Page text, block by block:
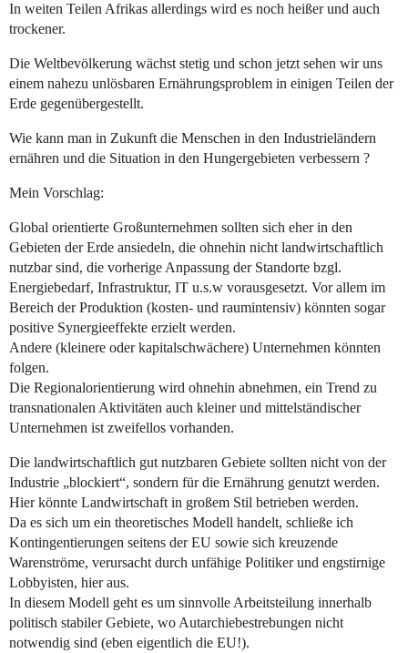
In weiten Teilen Afrikas allerdings wird es noch heißer und auch
trockener.
Die Weltbevölkerung wächst stetig und schon jetzt sehen wir uns
einem nahezu unlösbaren Ernährungsproblem in einigen Teilen der
Erde gegenübergestellt.
Wie kann man in Zukunft die Menschen in den Industrieländern
ernähren und die Situation in den Hungergebieten verbessern ?
Mein Vorschlag:
Global orientierte Großunternehmen sollten sich eher in den
Gebieten der Erde ansiedeln, die ohnehin nicht landwirtschaftlich
nutzbar sind, die vorherige Anpassung der Standorte bzgl.
Energiebedarf, Infrastruktur, IT u.s.w vorausgesetzt. Vor allem im
Bereich der Produktion (kosten- und raumintensiv) könnten sogar
positive Synergieeffekte erzielt werden.
Andere (kleinere oder kapitalschwächere) Unternehmen könnten
folgen.
Die Regionalorientierung wird ohnehin abnehmen, ein Trend zu
transnationalen Aktivitäten auch kleiner und mittelständischer
Unternehmen ist zweifellos vorhanden.
Die landwirtschaftlich gut nutzbaren Gebiete sollten nicht von der
Industrie „blockiert“, sondern für die Ernährung genutzt werden.
Hier könnte Landwirtschaft in großem Stil betrieben werden.
Da es sich um ein theoretisches Modell handelt, schließe ich
Kontingentierungen seitens der EU sowie sich kreuzende
Warenströme, verursacht durch unfähige Politiker und engstirnige
Lobbyisten, hier aus.
In diesem Modell geht es um sinnvolle Arbeitsteilung innerhalb
politisch stabiler Gebiete, wo Autarchiebestrebungen nicht
notwendig sind (eben eigentlich die EU!).